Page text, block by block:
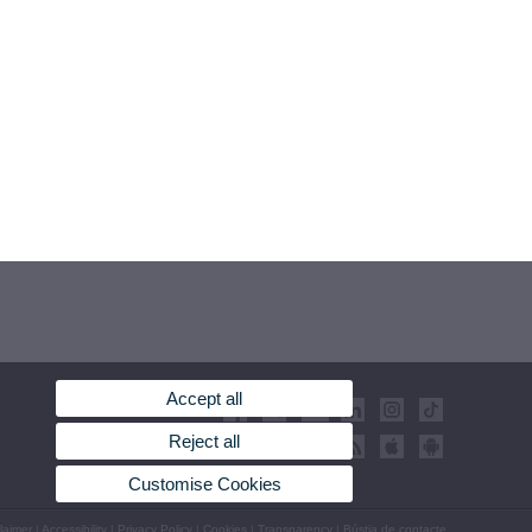
Accept all
Reject all
Customise Cookies